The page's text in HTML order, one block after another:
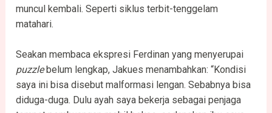
muncul kembali. Seperti siklus terbit-tenggelam
matahari.
Seakan membaca ekspresi Ferdinan yang menyerupai
puzzle belum lengkap, Jakues menambahkan: “Kondisi
saya ini bisa disebut malformasi lengan. Sebabnya bisa
diduga-duga. Dulu ayah saya bekerja sebagai penjaga